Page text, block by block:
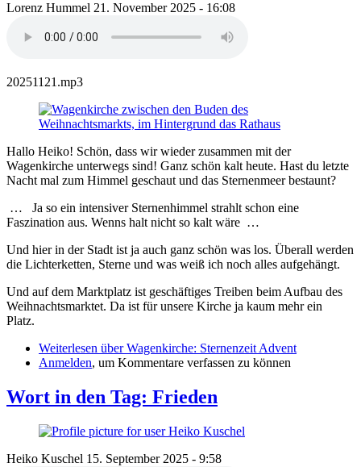
Lorenz Hummel 21. November 2025 - 16:08
20251121.mp3
Hallo Heiko! Schön, dass wir wieder zusammen mit der
Wagenkirche unterwegs sind! Ganz schön kalt heute. Hast du letzte
Nacht mal zum Himmel geschaut und das Sternenmeer bestaunt?
… Ja so ein intensiver Sternenhimmel strahlt schon eine
Faszination aus. Wenns halt nicht so kalt wäre …
Und hier in der Stadt ist ja auch ganz schön was los. Überall werden
die Lichterketten, Sterne und was weiß ich noch alles aufgehängt.
Und auf dem Marktplatz ist geschäftiges Treiben beim Aufbau des
Weihnachtsmarktet. Da ist für unsere Kirche ja kaum mehr ein
Platz.
Weiterlesen über Wagenkirche: Sternenzeit Advent
Anmelden, um Kommentare verfassen zu können
Wort in den Tag: Frieden
Heiko Kuschel 15. September 2025 - 9:58